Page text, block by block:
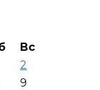
Вс
2
9